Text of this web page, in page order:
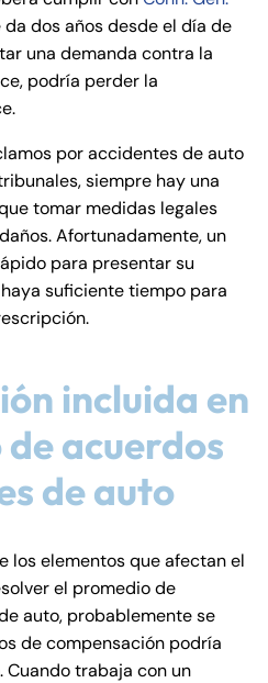
da dos años desde el día de
una demanda contra la
podría perder la
por accidentes de auto
siempre hay una
tomar medidas legales
Afortunadamente, un
para presentar su
suficiente tiempo para
incluida en
acuerdos
de auto
los elementos que afectan el
el promedio de
auto, probablemente se
de compensación podría
Cuando trabaja con un